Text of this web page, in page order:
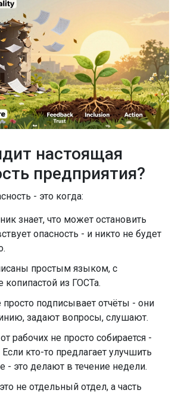
настоящая
предприятия?
- это когда:
знает, что может остановить
опасность - и никто не будет
простым языком, с
копипастой из ГОСТа.
просто подписывает отчёты - они
задают вопросы, слушают.
рабочих не просто собирается -
кто-то предлагает улучшить
- это делают в течение недели.
не отдельный отдел, а часть